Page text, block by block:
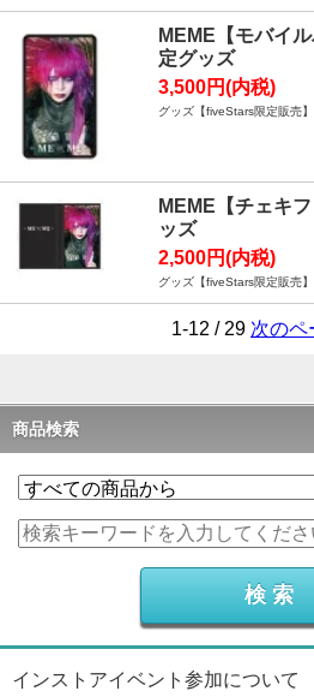
MEME【モバイ
定グッズ
3,500円(内税)
グッズ【fiveStars限定販売】
MEME【チェキ
ッズ
2,500円(内税)
グッズ【fiveStars限定販売】
1-12 / 29 次のペ
商品検索
インストアイベント参加について